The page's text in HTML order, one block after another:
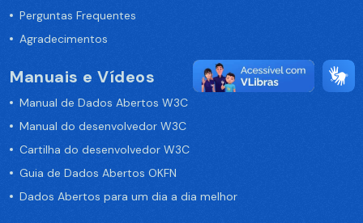
Perguntas Frequentes
Agradecimentos
Manuais e Vídeos
Manual de Dados Abertos W3C
Manual do desenvolvedor W3C
Cartilha do desenvolvedor W3C
Guia de Dados Abertos OKFN
Dados Abertos para um dia a dia melhor